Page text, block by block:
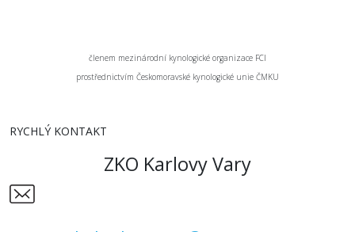
členem mezinárodní kynologické organizace FCI
prostřednictvím Českomoravské kynologické unie ČMKU
RYCHLÝ KONTAKT
ZKO Karlovy Vary